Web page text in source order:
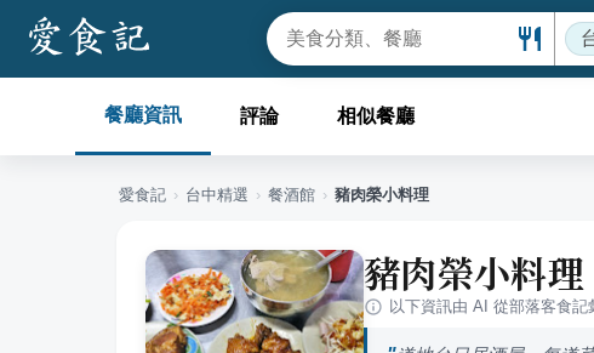
餐廳資訊 評論 相似餐廳
愛食記 › 台中精選 › 餐酒館 › 豬肉榮小料理
豬肉榮小料理
以下資訊由 AI 從部落客食記